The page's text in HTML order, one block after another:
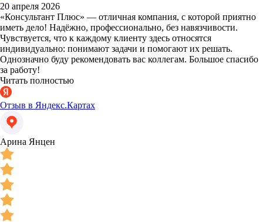
20 апреля 2026
«Консультант Плюс» — отличная компания, с которой приятно
иметь дело! Надёжно, профессионально, без навязчивости.
Чувствуется, что к каждому клиенту здесь относятся
индивидуально: понимают задачи и помогают их решать.
Однозначно буду рекомендовать вас коллегам. Большое спасибо
за работу!
Читать полностью
Отзыв в Яндекс.Картах
Арина Янцен